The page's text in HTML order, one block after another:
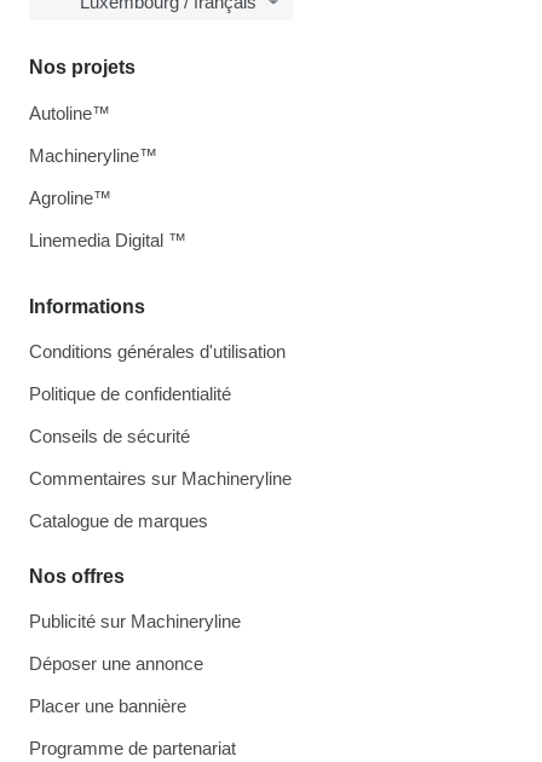
Informations
Conditions générales d'utilisation
Politique de confidentialité
Conseils de sécurité
Commentaires sur Machineryline
Catalogue de marques
Nos offres
Publicité sur Machineryline
Déposer une annonce
Placer une bannière
Programme de partenariat
Nos projets
Autoline™
Machineryline™
Agroline™
Linemedia Digital ™